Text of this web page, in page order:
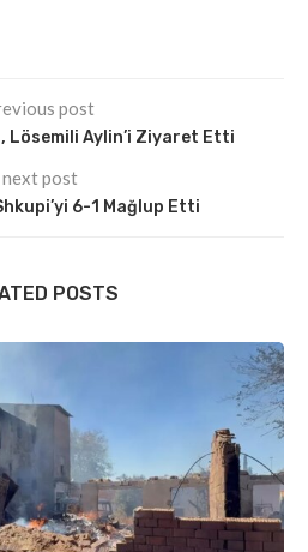
post
Lösemili Aylin’i Ziyaret Etti
next post
6-1 Mağlup Etti
POSTS